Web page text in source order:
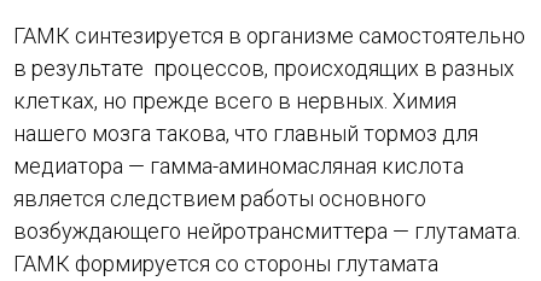
ГАМК синтезируется в организме самостоятельно
в результате процессов, происходящих в разных
клетках, но прежде всего в нервных. Химия
нашего мозга такова, что главный тормоз для
медиатора — гамма-аминомасляная кислота
является следствием работы основного
возбуждающего нейротрансмиттера — глутамата.
ГАМК формируется со стороны глутамата